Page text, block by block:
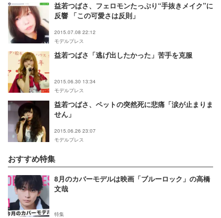
益若つばさ、フェロモンたっぷり“手抜きメイク”に
反響 「この可愛さは反則」
2015.07.08 22:12
モデルプレス
益若つばさ「逃げ出したかった」苦手を克服
2015.06.30 13:34
モデルプレス
益若つばさ、ペットの突然死に悲痛「涙が止まりま
せん」
2015.06.26 23:07
モデルプレス
おすすめ特集
8月のカバーモデルは映画「ブルーロック」の高橋
文哉
特集